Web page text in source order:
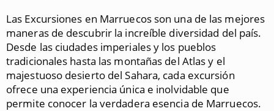
Las Excursiones en Marruecos son una de las mejores
maneras de descubrir la increíble diversidad del país.
Desde las ciudades imperiales y los pueblos
tradicionales hasta las montañas del Atlas y el
majestuoso desierto del Sahara, cada excursión
ofrece una experiencia única e inolvidable que
permite conocer la verdadera esencia de Marruecos.